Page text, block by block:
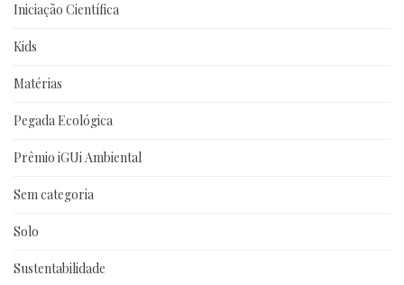
Iniciação Científica
Kids
Matérias
Pegada Ecológica
Prêmio iGUi Ambiental
Sem categoria
Solo
Sustentabilidade